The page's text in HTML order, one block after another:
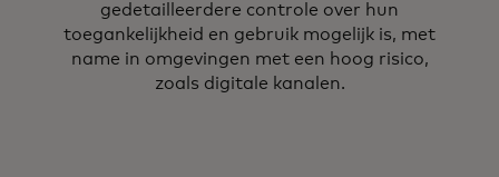
gedetailleerdere controle over hun
toegankelijkheid en gebruik mogelijk is, met
name in omgevingen met een hoog risico,
zoals digitale kanalen.